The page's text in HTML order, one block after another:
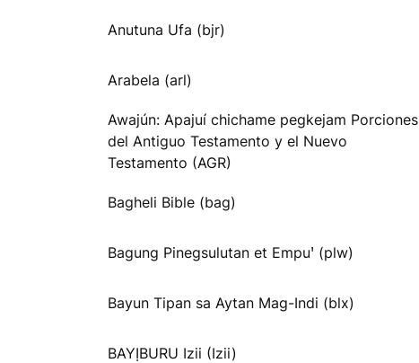
Anutuna Ufa (bjr)
Arabela (arl)
Awajún: Apajuí chichame pegkejam Porciones
del Antiguo Testamento y el Nuevo
Testamento (AGR)
Bagheli Bible (bag)
Bagung Pinegsulutan et Empuꞌ (plw)
Bayun Tipan sa Aytan Mag-Indi (blx)
BAYỊBURU Izii (Izii)